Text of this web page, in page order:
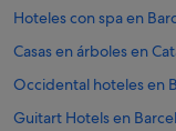
Hoteles con spa en
Casas en árboles en
Occidental hoteles en
Guitart Hotels en